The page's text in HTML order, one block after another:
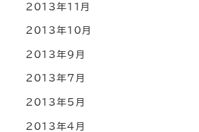
2013年11月
2013年10月
2013年9月
2013年7月
2013年5月
2013年4月